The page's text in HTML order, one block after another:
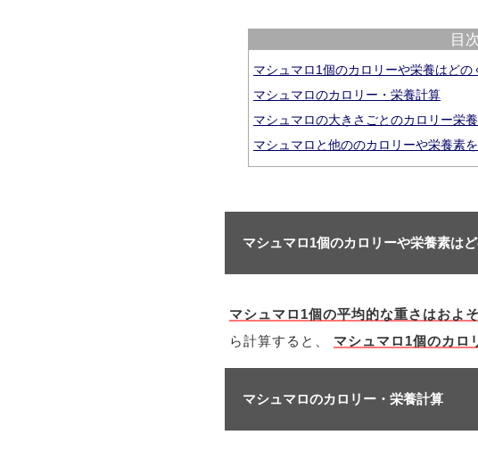
目次
マシュマロ1個のカロリーや栄養はどの
マシュマロのカロリー・栄養計算
マシュマロの大きさごとのカロリー栄
マシュマロと他ののカロリーや栄養素
マシュマロ1個のカロリーや栄養素は
マシュマロ1個の平均的な重さはおよ
ら計算すると、 マシュマロ1個のカロ
マシュマロのカロリー・栄養計算